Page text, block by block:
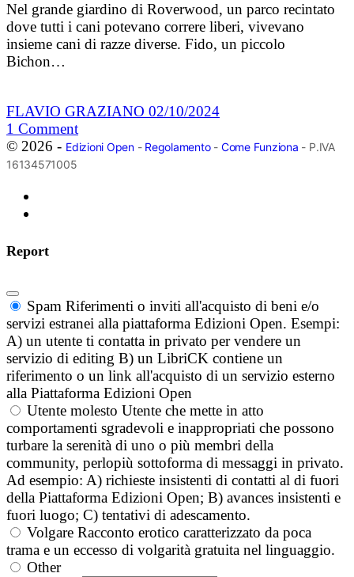
Nel grande giardino di Roverwood, un parco recintato
dove tutti i cani potevano correre liberi, vivevano
insieme cani di razze diverse. Fido, un piccolo
Bichon…
FLAVIO GRAZIANO 02/10/2024
1 Comment
© 2026 - Edizioni Open- Regolamento- Come Funziona - P.IVA
16134571005
Report
Spam Riferimenti o inviti all'acquisto di beni e/o
servizi estranei alla piattaforma Edizioni Open. Esempi:
A) un utente ti contatta in privato per vendere un
servizio di editing B) un LibriCK contiene un
riferimento o un link all'acquisto di un servizio esterno
alla Piattaforma Edizioni Open
Utente molesto Utente che mette in atto
comportamenti sgradevoli e inappropriati che possono
turbare la serenità di uno o più membri della
community, perlopiù sottoforma di messaggi in privato.
Ad esempio: A) richieste insistenti di contatti al di fuori
della Piattaforma Edizioni Open; B) avances insistenti e
fuori luogo; C) tentativi di adescamento.
Volgare Racconto erotico caratterizzato da poca
trama e un eccesso di volgarità gratuita nel linguaggio.
Other